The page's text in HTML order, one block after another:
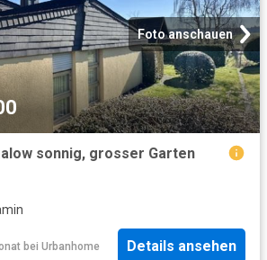
Foto anschauen
sonnig, grosser Garten
bei Urbanhome Details ansehen